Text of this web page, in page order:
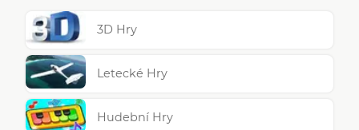
3D Hry
Letecké Hry
Hudební Hry